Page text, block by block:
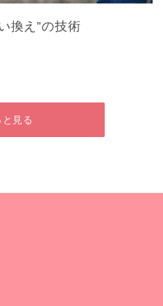
換え”の技術
と見る